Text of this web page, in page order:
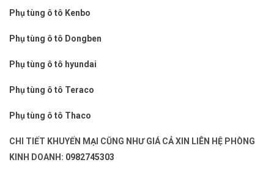
Phụ tùng ô tô Kenbo
Phụ tùng ô tô Dongben
Phụ tùng ô tô hyundai
Phụ tùng ô tô Teraco
Phụ tùng ô tô Thaco
CHI TIẾT KHUYẾN MẠI CŨNG NHƯ GIÁ CẢ XIN LIÊN HỆ PHÒNG
KINH DOANH: 0982745303